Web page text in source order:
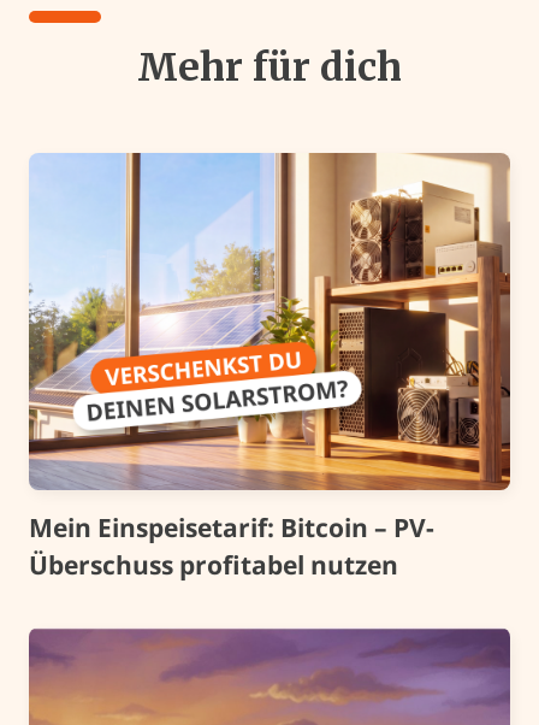
Mehr für dich
Mein Einspeisetarif: Bitcoin – PV-
Überschuss profitabel nutzen